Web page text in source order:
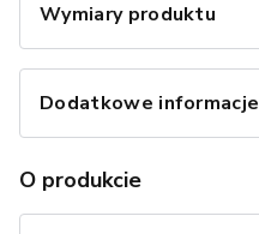
Wymiary produktu
Dodatkowe informacje
O produkcie